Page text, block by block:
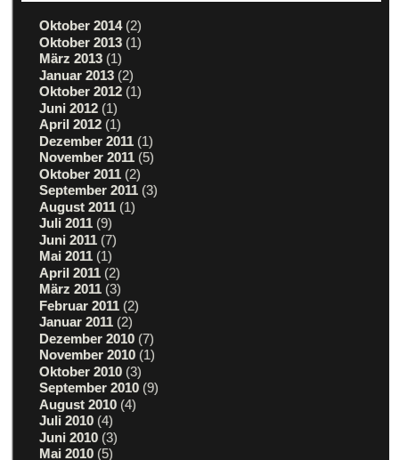
Oktober 2014(2)
Oktober 2013 (1)
März 2013 (1)
Januar 2013 (2)
Oktober 2012 (1)
Juni 2012 (1)
April 2012 (1)
Dezember 2011 (1)
November 2011 (5)
Oktober 2011 (2)
September 2011 (3)
August 2011 (1)
Juli 2011 (9)
Juni 2011 (7)
Mai 2011 (1)
April 2011 (2)
März 2011 (3)
Februar 2011 (2)
Januar 2011 (2)
Dezember 2010 (7)
November 2010 (1)
Oktober 2010 (3)
September 2010 (9)
August 2010 (4)
Juli 2010 (4)
Juni 2010 (3)
Mai 2010 (5)